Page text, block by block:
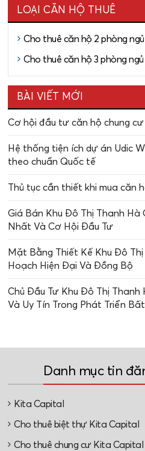
LOẠI CĂN HỘ THUÊ
Cho thuê căn hộ 2 phòng ngủ
Cho thuê căn hộ 3 phòng ngủ
BÀI VIẾT MỚI
Cơ hội đầu tư căn hộ chung
Hệ thống tiện ích dự án Udic
theo chuẩn Quốc tế
Thủ tục cần thiết khi mua căn
Giá Bán Khu Đô Thị Thanh
Nhất Và Cơ Hội Đầu Tư
Mặt Bằng Thiết Kế Khu Đô
Hoạch Hiện Đại Và Đồng Bộ
Chủ Đầu Tư Khu Đô Thị Thanh
Và Uy Tín Trong Phát Triển
Danh mục tin
Kita Capital
Cho thuê biệt thự Kita Capital
Cho thuê chung cư Kita Capital